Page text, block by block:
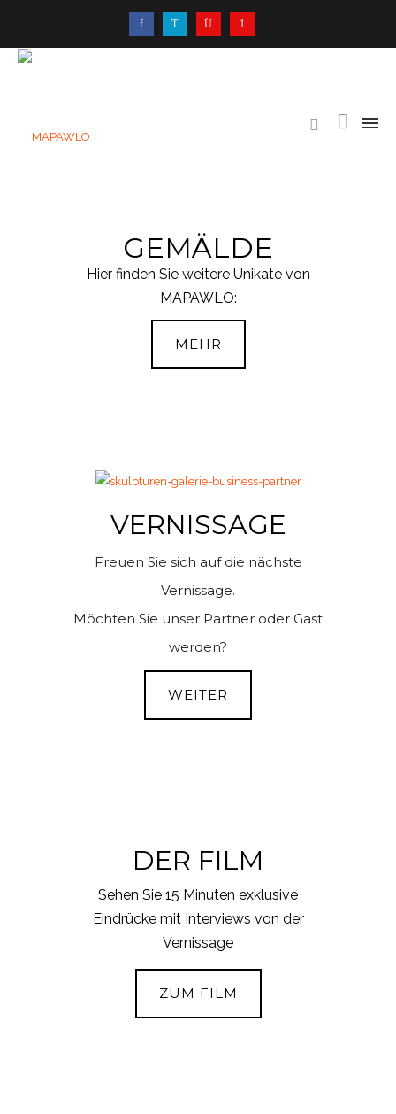
GEMÄLDE
Hier finden Sie weitere Unikate von
MAPAWLO:
MEHR
VERNISSAGE
Freuen Sie sich auf die nächste
Vernissage.
Möchten Sie unser Partner oder Gast
werden?
WEITER
DER FILM
Sehen Sie 15 Minuten exklusive
Eindrücke mit Interviews von der
Vernissage
ZUM FILM